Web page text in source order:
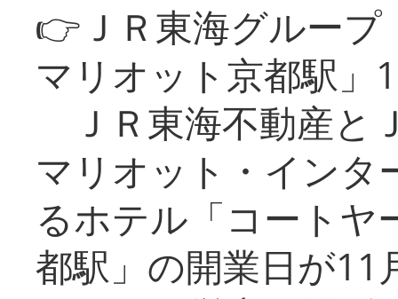
👉ＪＲ東海グルー
マリオット京都駅」
ＪＲ東海不動産と
マリオット・インタ
るホテル「コートヤ
都駅」の開業日が11